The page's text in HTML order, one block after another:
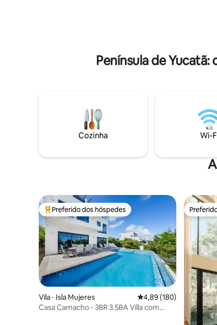
Península de
Cozinha Wi-
Entre os melhores preferidos dos hóspedes
Preferido dos hóspedes
Vila ⋅ Isla Mujeres 4,89 de uma avaliação
4,89 (180)
Casa Camacho - 3BR 3.5BA Villa com